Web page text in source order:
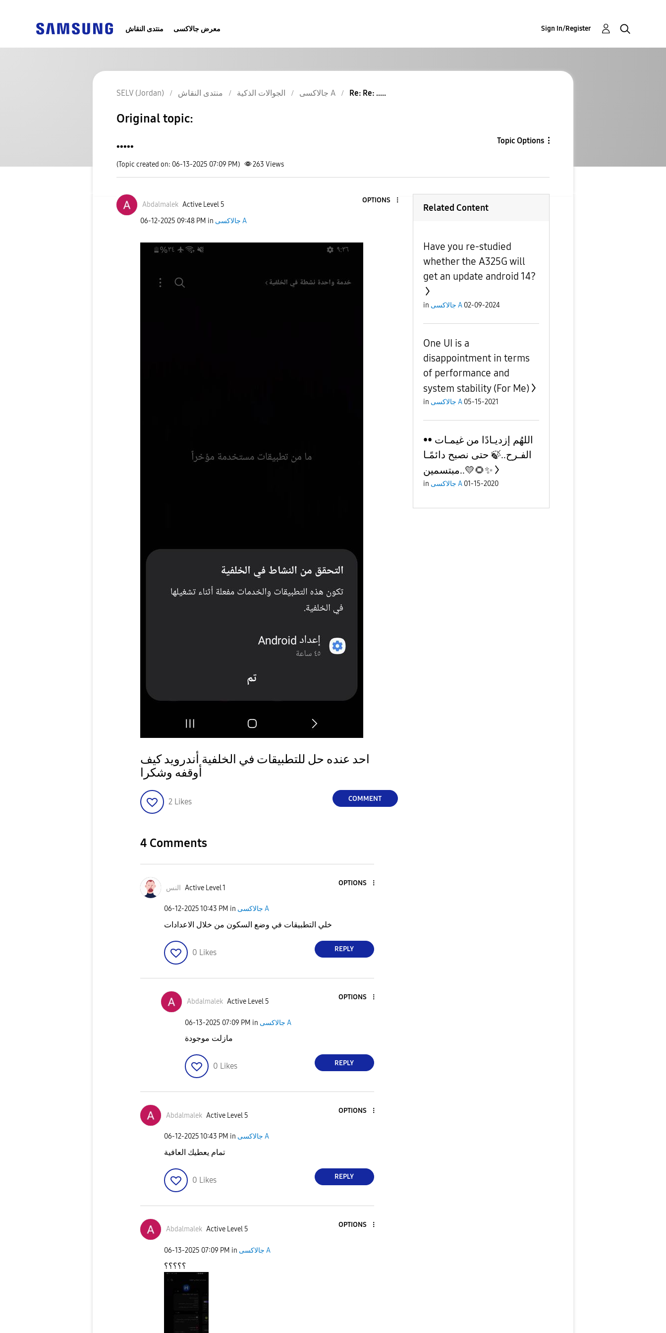
منتدى النقاش معرض جالاكسى Sign In/Register
SELV (Jordan) منتدى النقاش الجوالات الذكية جالاكسى A Re: Re: .....
Original topic:
..... Topic Options
(Topic created on: 06-13-2025 07:09 PM) 263 Views
Abdalmalek Active Level 5
OPTIONS
‎06-12-2025 09:48 PM in جالاكسى A
احد عنده حل للتطبيقات في الخلفية أندرويد كيف
أوقفه وشكرا
2 Likes COMMENT
4 Comments
النس Active Level 1
OPTIONS
‎06-12-202510:43 PM in جالاكسى A
خلي التطبيقات في وضع السكون من خلال الاعدادات
0 Likes REPLY
Abdalmalek Active Level 5
OPTIONS
‎06-13-2025 07:09 PM in جالاكسى A
مازلت موجودة
0 Likes REPLY
Abdalmalek Active Level 5
OPTIONS
‎06-12-202510:43 PM in جالاكسى A
تمام يعطيك العافية
0 Likes REPLY
Abdalmalek Active Level 5
OPTIONS
‎06-13-2025 07:09 PM in جالاكسى A
؟؟؟؟؟
Related Content
Have you re-studied
whether the A325G will
get an update android 14?
in جالاكسى A 02-09-2024
One UI is a
disappointment in terms
of performance and
system stability (For Me)
in جالاكسى A 05-15-2021
•• ‏اللهُم إزديـادًا من غيمـات
الفـرح..🍃 حتى نصبح دائمًـا
مبتسمين..💛🌻✨
in جالاكسى A 01-15-2020